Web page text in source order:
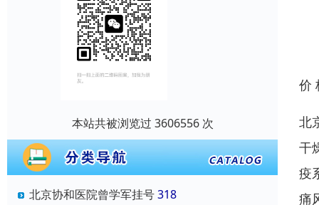
本站共被浏览过 3606556 次
北京协和医院曾学军挂号318
价
北
干
疫
痛